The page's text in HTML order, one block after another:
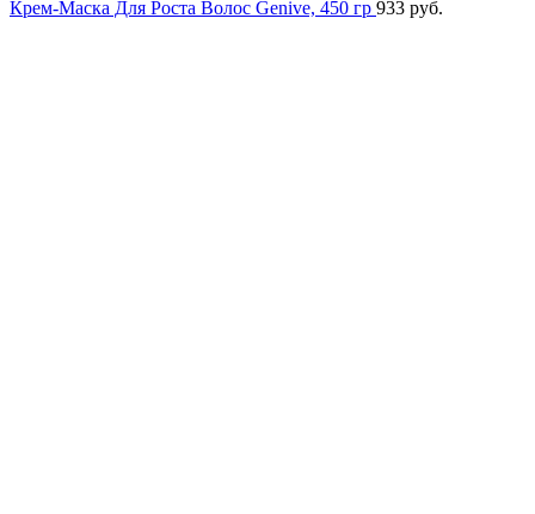
Крем-Маска Для Роста Волос Genive, 450 гр 933 руб.